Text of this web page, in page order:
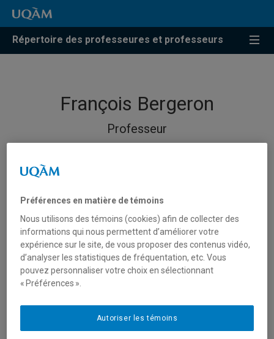
Répertoire des professeures et professeurs
François Bergeron
Professeur
Préférences en matière de témoins
Nous utilisons des témoins (cookies) afin de collecter des
informations qui nous permettent d’améliorer votre
expérience sur le site, de vous proposer des contenus vidéo,
d’analyser les statistiques de fréquentation, etc. Vous
pouvez personnaliser votre choix en sélectionnant
« Préférences ».
Autoriser les témoins